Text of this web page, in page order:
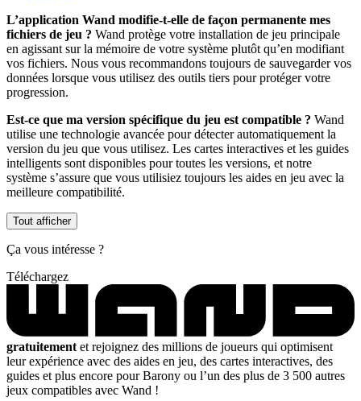
L’application Wand modifie-t-elle de façon permanente mes
fichiers de jeu ? Wand protège votre installation de jeu principale
en agissant sur la mémoire de votre système plutôt qu’en modifiant
vos fichiers. Nous vous recommandons toujours de sauvegarder vos
données lorsque vous utilisez des outils tiers pour protéger votre
progression.
Est-ce que ma version spécifique du jeu est compatible ? Wand
utilise une technologie avancée pour détecter automatiquement la
version du jeu que vous utilisez. Les cartes interactives et les guides
intelligents sont disponibles pour toutes les versions, et notre
système s’assure que vous utilisiez toujours les aides en jeu avec la
meilleure compatibilité.
Tout afficher
Ça vous intéresse ?
Téléchargez
gratuitement et rejoignez des millions de joueurs qui optimisent
leur expérience avec des aides en jeu, des cartes interactives, des
guides et plus encore pour Barony ou l’un des plus de 3 500 autres
jeux compatibles avec Wand !